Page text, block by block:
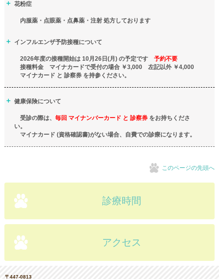
花粉症
内服薬・点眼薬・点鼻薬・注射 処方しております
インフルエンザ予防接種について
2026年度の接種開始は 10月26日(月) の予定です 予約不要
接種料金 マイナカードで受付の場合 ￥3,000 左記以外 ￥4,000
マイナカード と 診察券 を持参ください。
健康保険について
受診の際は、 毎回 マイナンバーカード と 診察券 をお持ちくださ
い。
マイナカード (資格確認書)がない場合、自費での診療になります。
このページの先頭へ
診療時間
アクセス
〒447-0813